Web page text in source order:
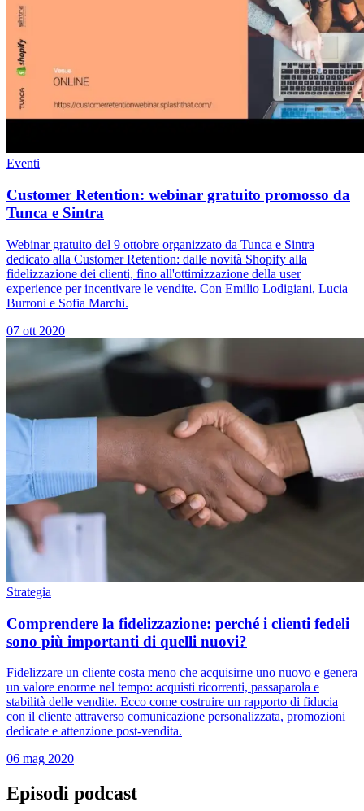
Eventi
Customer Retention: webinar gratuito promosso da
Tunca e Sintra
Webinar gratuito del 9 ottobre organizzato da Tunca e Sintra
dedicato alla Customer Retention: dalle novità Shopify alla
fidelizzazione dei clienti, fino all'ottimizzazione della user
experience per incentivare le vendite. Con Emilio Lodigiani, Lucia
Burroni e Sofia Marchi.
07 ott 2020
Strategia
Comprendere la fidelizzazione: perché i clienti fedeli
sono più importanti di quelli nuovi?
Fidelizzare un cliente costa meno che acquisirne uno nuovo e genera
un valore enorme nel tempo: acquisti ricorrenti, passaparola e
stabilità delle vendite. Ecco come costruire un rapporto di fiducia
con il cliente attraverso comunicazione personalizzata, promozioni
dedicate e attenzione post-vendita.
06 mag 2020
Episodi podcast